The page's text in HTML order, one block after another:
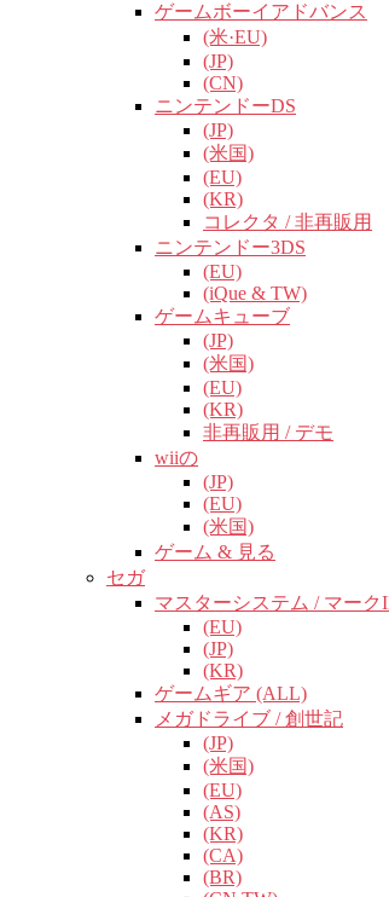
ゲームボーイアドバンス
(米·EU)
(JP)
(CN)
ニンテンドーDS
(JP)
(米国)
(EU)
(KR)
コレクタ / 非再販用
ニンテンドー3DS
(EU)
(iQue & TW)
ゲームキューブ
(JP)
(米国)
(EU)
(KR)
非再販用 / デモ
wiiの
(JP)
(EU)
(米国)
ゲーム & 見る
セガ
マスターシステム / マーク
(EU)
(JP)
(KR)
ゲームギア (ALL)
メガドライブ / 創世記
(JP)
(米国)
(EU)
(AS)
(KR)
(CA)
(BR)